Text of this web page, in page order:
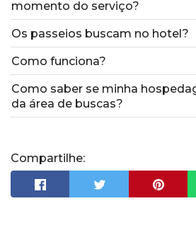
momento do serviço?
Os passeios buscam no hotel?
Como funciona?
Como saber se minha
da área de buscas?
Compartilhe: